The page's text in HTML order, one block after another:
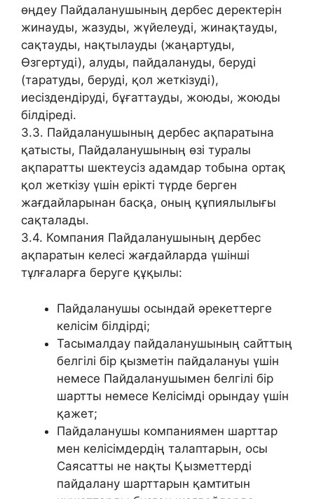
өңдеу Пайдаланушының дербес деректерін
жинауды, жазуды, жүйелеуді, жинақтауды,
сақтауды, нақтылауды (жаңартуды,
Өзгертуді), алуды, пайдалануды, беруді
(таратуды, беруді, қол жеткізуді),
иесіздендіруді, бұғаттауды, жоюды, жоюды
білдіреді.
3.3. Пайдаланушының дербес ақпаратына
қатысты, Пайдаланушының өзі туралы
ақпаратты шектеусіз адамдар тобына ортақ
қол жеткізу үшін ерікті түрде берген
жағдайларынан басқа, оның құпиялылығы
сақталады.
3.4. Компания Пайдаланушының дербес
ақпаратын келесі жағдайларда үшінші
тұлғаларға беруге құқылы:
Пайдаланушы осындай әрекеттерге
келісім білдірді;
Тасымалдау пайдаланушының сайттың
белгілі бір қызметін пайдалануы үшін
немесе Пайдаланушымен белгілі бір
шартты немесе Келісімді орындау үшін
қажет;
Пайдаланушы компаниямен шарттар
мен келісімдердің талаптарын, осы
Саясатты не нақты Қызметтерді
пайдалану шарттарын қамтитын